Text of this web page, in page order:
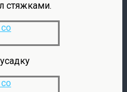
стяжками.